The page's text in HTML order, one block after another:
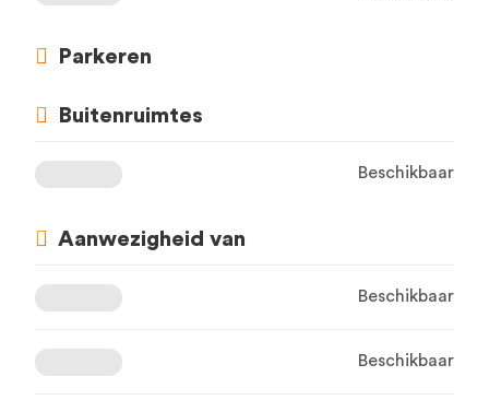
Parkeren
Buitenruimtes
Beschikbaar
Aanwezigheid van
Beschikbaar
Beschikbaar